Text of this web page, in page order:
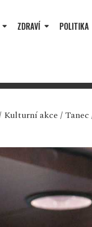
ZDRAVÍ POLITIKA
Kulturní akce /Tanec